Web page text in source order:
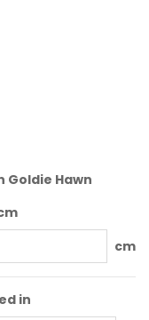
Hawn
cm
in